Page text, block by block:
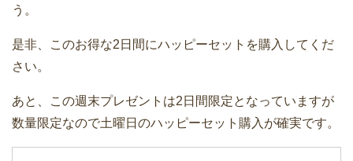
う。
是非、このお得な2日間にハッピーセットを購入してくだ
さい。
あと、この週末プレゼントは2日間限定となっていますが
数量限定なので土曜日のハッピーセット購入が確実です。